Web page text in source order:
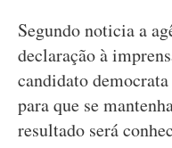
Segundo noticia a
declaração à
candidato
para que se
resultado será